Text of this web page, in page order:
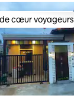
cœur voyageurs
cœur voyageurs